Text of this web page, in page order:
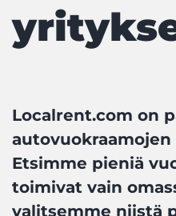
Localrent.com on
Etsimme pieniä
toimivat vain
valitsemme niistä